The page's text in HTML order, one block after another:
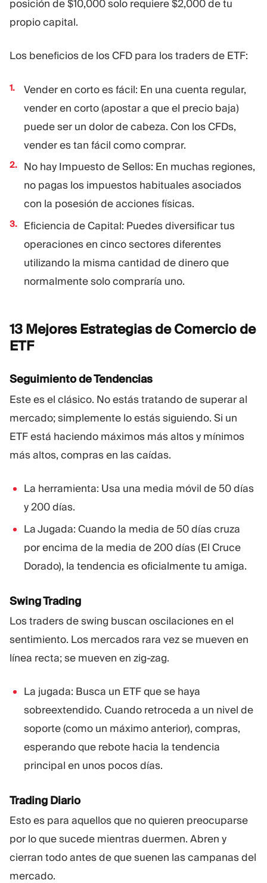
posición de $10,000 solo requiere $2,000 de tu
propio capital.
Los beneficios de los CFD para los traders de ETF:
Vender en corto es fácil: En una cuenta regular,
vender en corto (apostar a que el precio baja)
puede ser un dolor de cabeza. Con los CFDs,
vender es tan fácil como comprar.
No hay Impuesto de Sellos: En muchas regiones,
no pagas los impuestos habituales asociados
con la posesión de acciones físicas.
Eficiencia de Capital: Puedes diversificar tus
operaciones en cinco sectores diferentes
utilizando la misma cantidad de dinero que
normalmente solo compraría uno.
13 Mejores Estrategias de Comercio de
ETF
Seguimiento de Tendencias
Este es el clásico. No estás tratando de superar al
mercado; simplemente lo estás siguiendo. Si un
ETF está haciendo máximos más altos y mínimos
más altos, compras en las caídas.
La herramienta: Usa una media móvil de 50 días
y 200 días.
La Jugada: Cuando la media de 50 días cruza
por encima de la media de 200 días (El Cruce
Dorado), la tendencia es oficialmente tu amiga.
Swing Trading
Los traders de swing buscan oscilaciones en el
sentimiento. Los mercados rara vez se mueven en
línea recta; se mueven en zig-zag.
La jugada: Busca un ETF que se haya
sobreextendido. Cuando retroceda a un nivel de
soporte (como un máximo anterior), compras,
esperando que rebote hacia la tendencia
principal en unos pocos días.
Trading Diario
Esto es para aquellos que no quieren preocuparse
por lo que sucede mientras duermen. Abren y
cierran todo antes de que suenen las campanas del
mercado.